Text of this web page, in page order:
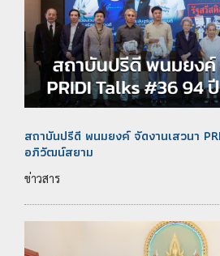
สถาบันปรีดี พนมยงค์ จัดงานเสวนา
อภิวัฒน์สยาม
ข่าวสาร